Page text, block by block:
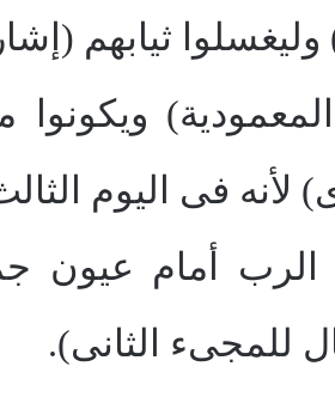
ثيابهم
ويكونوا
لأنه فى اليوم
الرب أمام عيون
للمجىء الثانى).